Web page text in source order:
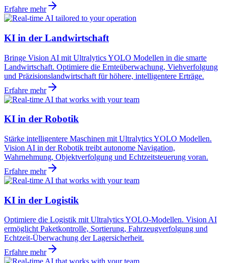
Erfahre mehr
KI in der Landwirtschaft
Bringe Vision AI mit Ultralytics YOLO Modellen in die smarte
Landwirtschaft. Optimiere die Ernteüberwachung, Viehverfolgung
und Präzisionslandwirtschaft für höhere, intelligentere Erträge.
Erfahre mehr
KI in der Robotik
Stärke intelligentere Maschinen mit Ultralytics YOLO Modellen.
Vision AI in der Robotik treibt autonome Navigation,
Wahrnehmung, Objektverfolgung und Echtzeitsteuerung voran.
Erfahre mehr
KI in der Logistik
Optimiere die Logistik mit Ultralytics YOLO-Modellen. Vision AI
ermöglicht Paketkontrolle, Sortierung, Fahrzeugverfolgung und
Echtzeit-Überwachung der Lagersicherheit.
Erfahre mehr